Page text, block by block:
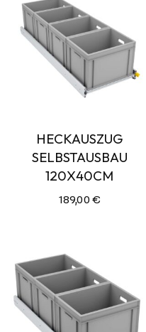
HECKAUSZUG
SELBSTAUSBAU
120X40CM
189,00 €